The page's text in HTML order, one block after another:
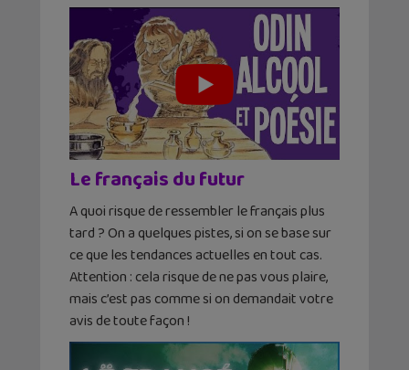
Le français du futur
A quoi risque de ressembler le français plus
tard ? On a quelques pistes, si on se base sur
ce que les tendances actuelles en tout cas.
Attention : cela risque de ne pas vous plaire,
mais c’est pas comme si on demandait votre
avis de toute façon !